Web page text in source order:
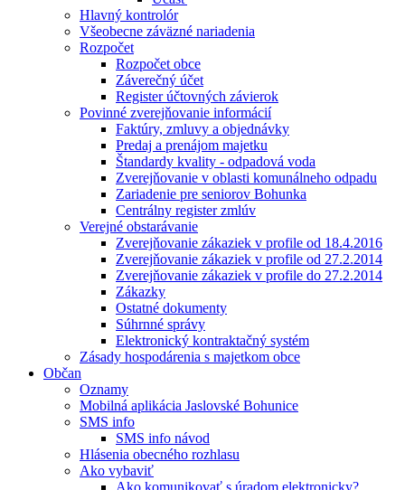
Hlavný kontrolór
Všeobecne záväzné nariadenia
Rozpočet
Rozpočet obce
Záverečný účet
Register účtovných závierok
Povinné zverejňovanie informácií
Faktúry, zmluvy a objednávky
Predaj a prenájom majetku
Štandardy kvality - odpadová voda
Zverejňovanie v oblasti komunálneho odpadu
Zariadenie pre seniorov Bohunka
Centrálny register zmlúv
Verejné obstarávanie
Zverejňovanie zákaziek v profile od 18.4.2016
Zverejňovanie zákaziek v profile od 27.2.2014
Zverejňovanie zákaziek v profile do 27.2.2014
Zákazky
Ostatné dokumenty
Súhrnné správy
Elektronický kontraktačný systém
Zásady hospodárenia s majetkom obce
Občan
Oznamy
Mobilná aplikácia Jaslovské Bohunice
SMS info
SMS info návod
Hlásenia obecného rozhlasu
Ako vybaviť
Ako komunikovať s úradom elektronicky?